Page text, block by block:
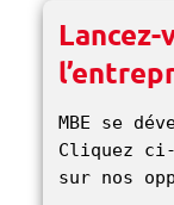
Lancez-
MBE se
Cliquez
sur nos